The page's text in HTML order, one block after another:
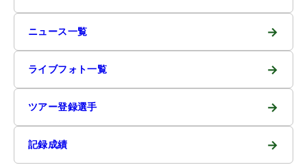
ニュース一覧 →
ライブフォト一覧 →
ツアー登録選手 →
記録成績 →